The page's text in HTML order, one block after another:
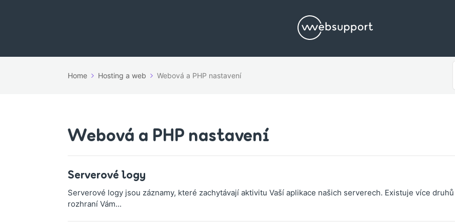
Home Hosting a web Webová a PHP nastavení
Webová a PHP nastavení
Serverové logy
Serverové logy jsou záznamy, které zachytávají aktivitu Vaší aplikace našich serverech. Existuje více
rozhraní Vám...